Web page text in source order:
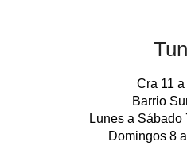
Cra 11
Barrio
Lunes a Sábado
Domingos 8